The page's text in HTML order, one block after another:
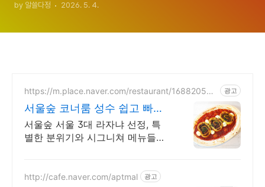
시는길 총정리
by 알쓸다정 2026. 5. 4.
https://m.place.naver.com/restaurant/168820531
광고
서울숲 코너룸 성수 쉽고 빠른
네이버 예약
서울숲 서울 3대 라자냐 선정, 특
별한 분위기와 시그니쳐 메뉴들이
겨보세요
http://cafe.naver.com/aptmal 광고